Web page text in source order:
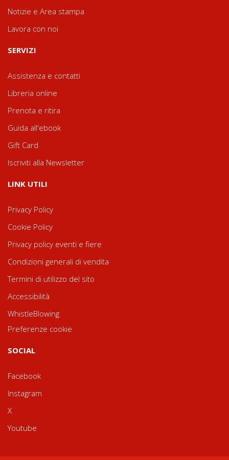
Notizie e Area stampa
Lavora con noi
SERVIZI
Assistenza e contatti
Libreria online
Prenota e ritira
Guida all'ebook
Gift Card
Iscriviti alla Newsletter
LINK UTILI
Privacy Policy
Cookie Policy
Privacy policy eventi e fiere
Condizioni generali di vendita
Termini di utilizzo del sito
Accessibilità
WhistleBlowing
Preferenze cookie
SOCIAL
Facebook
Instagram
X
Youtube